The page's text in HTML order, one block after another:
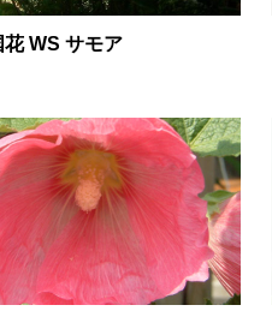
WS サモア